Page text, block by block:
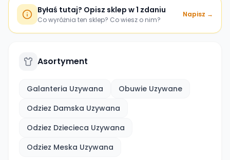
Byłaś tutaj? Opisz sklep w 1 zdaniu
Co wyróżnia ten sklep? Co wiesz o nim?
Napisz →
Asortyment
Galanteria Uzywana
Obuwie Uzywane
Odziez Damska Uzywana
Odziez Dziecieca Uzywana
Odziez Meska Uzywana